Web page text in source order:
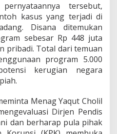
tersebut,
kasus yang terjadi di
Disana ditemukan
sebesar Rp 448 juta
pribadi. Total dari temuan
program 5.000
kerugian negara
Menag Yaqut Cholil
Dirjen Pendis
dan berharap pula pihak